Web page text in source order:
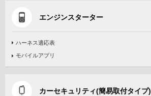
エンジンスターター
ハーネス適応表
モバイルアプリ
カーセキュリティ(簡易取付タイプ)